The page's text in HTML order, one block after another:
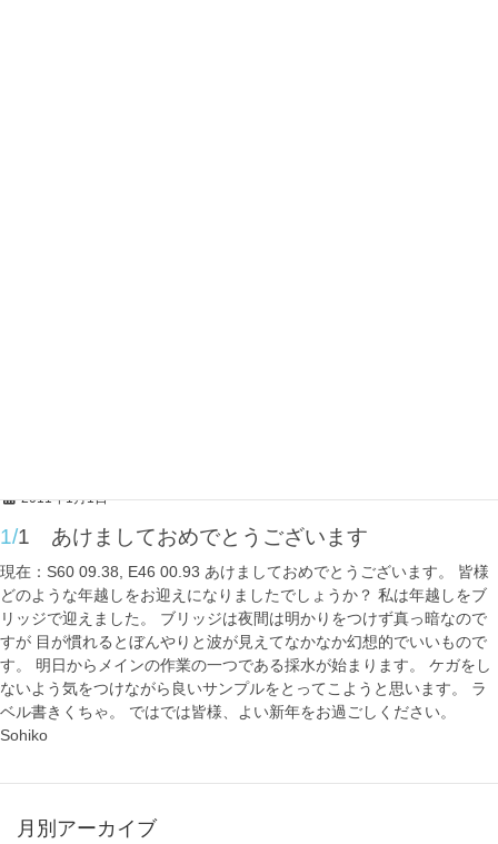
2011年1月1日
1/1 あけましておめでとうございます
現在：S60 09.38, E46 00.93 あけましておめでとうございます。 皆様
どのような年越しをお迎えになりましたでしょうか？ 私は年越しをブ
リッジで迎えました。 ブリッジは夜間は明かりをつけず真っ暗なので
すが 目が慣れるとぼんやりと波が見えてなかなか幻想的でいいもので
す。 明日からメインの作業の一つである採水が始まります。 ケガをし
ないよう気をつけながら良いサンプルをとってこようと思います。 ラ
ベル書きくちゃ。 ではでは皆様、よい新年をお過ごしください。
Sohiko
月別アーカイブ